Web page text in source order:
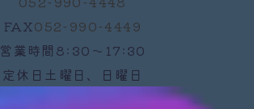
FAX052-990-4449
営業時間 8:30～17:30
定休日 土曜日、日曜日